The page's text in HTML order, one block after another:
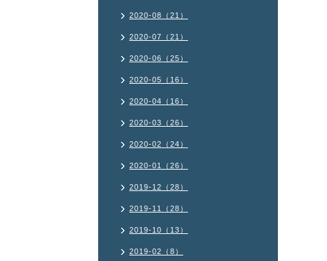
2020-08（21）
2020-07（21）
2020-06（25）
2020-05（16）
2020-04（16）
2020-03（26）
2020-02（24）
2020-01（26）
2019-12（28）
2019-11（28）
2019-10（13）
2019-02（8）